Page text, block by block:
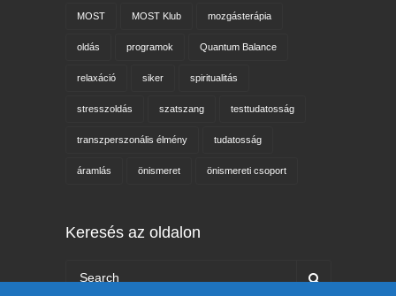
MOST MOST Klub mozgásterápia
oldás programok Quantum Balance
relaxáció siker spiritualitás
stresszoldás szatszang testtudatosság
transzperszonális élmény tudatosság
áramlás önismeret önismereti csoport
Keresés az oldalon